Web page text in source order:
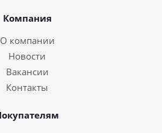
Компания
О компании
Новости
Вакансии
Контакты